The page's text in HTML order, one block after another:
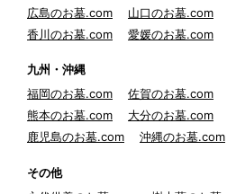
広島のお墓.com
山口のお墓.com
香川のお墓.com
愛媛のお墓.com
九州・沖縄
福岡のお墓.com
佐賀のお墓.com
熊本のお墓.com
大分のお墓.com
鹿児島のお墓.com
沖縄のお墓.com
その他